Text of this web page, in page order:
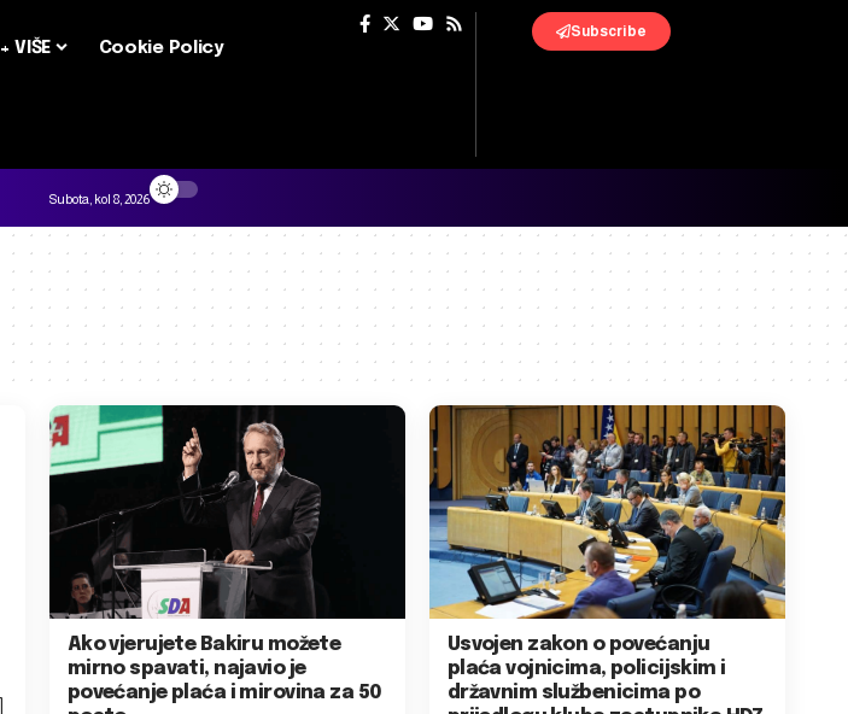
+ VIŠE Cookie Policy
Subscribe
Subota, kol 8, 2026
Ako vjerujete Bakiru možete
mirno spavati, najavio je
povećanje plaća i mirovina za 50
Usvojen zakon o povećanju
plaća vojnicima, policijskim i
državnim službenicima po